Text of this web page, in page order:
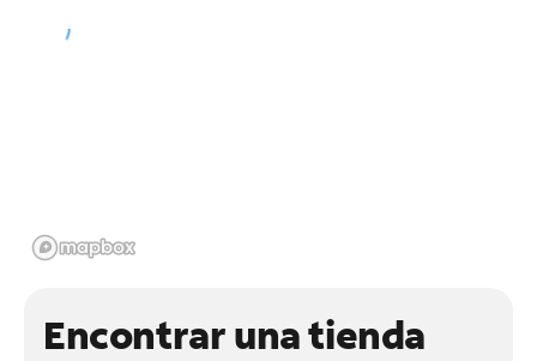
Encontrar una tienda